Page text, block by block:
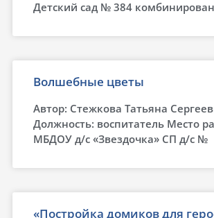
Детский сад № 384
Волшебные цветы
Автор: Стежкова Татьяна
Должность: воспитатель Место
МБДОУ д/с «Звездочка» СП д/с №
«Постройка домиков для